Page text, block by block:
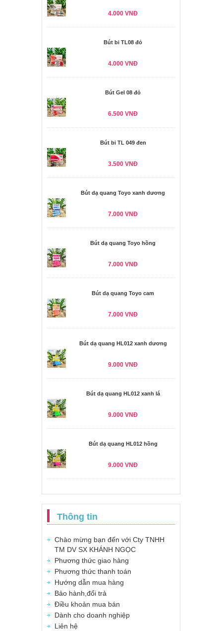
4.000 VNĐ
Bút bi TL08 đỏ
4.000 VNĐ
Bút Gel 08 đỏ
6.500 VNĐ
Bút bi TL 049 đen
3.500 VNĐ
Bút dạ quang Toyo xanh dương
7.000 VNĐ
Bút dạ quang Toyo hồng
7.000 VNĐ
Bút dạ quang Toyo cam
7.000 VNĐ
Bút dạ quang HL012 xanh dương
9.000 VNĐ
Bút dạ quang HL012 xanh lá
9.000 VNĐ
Bút dạ quang HL012 hồng
9.000 VNĐ
Thông tin
Chào mừng bạn đến với Cty TNHH
TM DV SX KHÁNH NGỌC
Phương thức giao hàng
Phương thức thanh toán
Hướng dẫn mua hàng
Bảo hành,đổi trả
Điều khoản mua bán
Dành cho doanh nghiệp
Liên hệ